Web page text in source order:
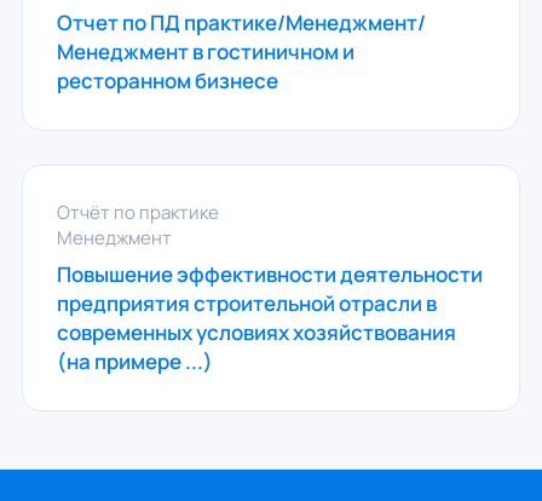
Отчет по ПД практике/Менеджмент/
Менеджмент в гостиничном и
ресторанном бизнесе
Отчёт по практике
Менеджмент
Повышение эффективности деятельности
предприятия строительной отрасли в
современных условиях хозяйствования
(на примере ...)